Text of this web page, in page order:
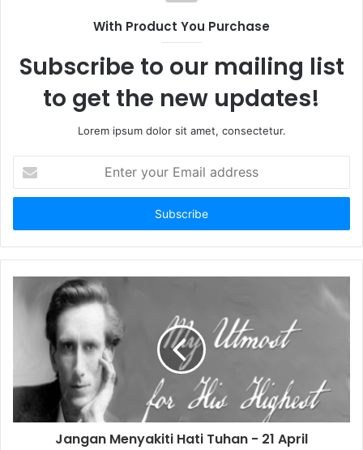
With Product You Purchase
Subscribe to our mailing list
to get the new updates!
Lorem ipsum dolor sit amet, consectetur.
t
r
y
l
Jangan Menyakiti Hati Tuhan - 21 April